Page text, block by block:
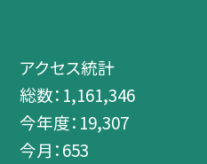
アクセス統計
総数： 1,161,346
今年度： 19,307
今月：653